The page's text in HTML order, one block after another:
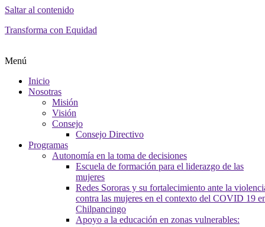
Saltar al contenido
Transforma con Equidad
Menú
Inicio
Nosotras
Misión
Visión
Consejo
Consejo Directivo
Programas
Autonomía en la toma de decisiones
Escuela de formación para el liderazgo de las
mujeres
Redes Sororas y su fortalecimiento ante la
contra las mujeres en el contexto del COVID 19
Chilpancingo
Apoyo a la educación en zonas vulnerables: